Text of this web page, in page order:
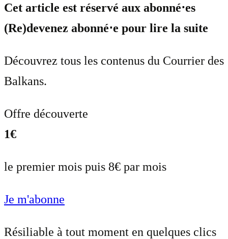
Cet article est réservé aux abonné⋅es
(Re)devenez abonné⋅e pour lire la suite
Découvrez tous les contenus du Courrier des
Balkans.
Offre découverte
1€
le premier mois puis 8€ par mois
Je m'abonne
Résiliable à tout moment en quelques clics